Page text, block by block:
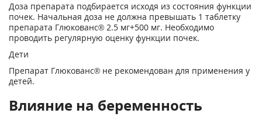
Доза препарата подбирается исходя из состояния функции
почек. Начальная доза не должна превышать 1 таблетку
препарата Глюкованс® 2.5 мг+500 мг. Необходимо
проводить регулярную оценку функции почек.
Дети
Препарат Глюкованс® не рекомендован для применения у
детей.
Влияние на беременность